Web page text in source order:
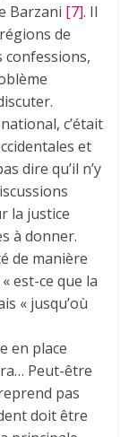
Barzani [7]. Il
de
confessions,
c’était
et
dire qu’il n’y
la justice
à donner.
de manière
est-ce que la
« jusqu’où
en place
Peut-être
pas
doit être